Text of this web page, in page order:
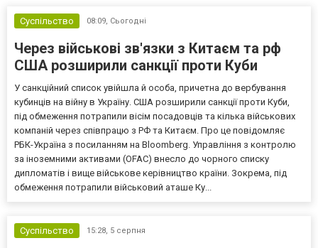
Суспільство 08:09, Сьогодні
Через військові зв'язки з Китаєм та рф
США розширили санкції проти Куби
У санкційний список увійшла й особа, причетна до вербування
кубинців на війну в Україну. США розширили санкції проти Куби,
під обмеження потрапили вісім посадовців та кілька військових
компаній через співпрацю з РФ та Китаєм. Про це повідомляє
РБК-Україна з посиланням на Bloomberg. Управління з контролю
за іноземними активами (OFAC) внесло до чорного списку
дипломатів і вище військове керівництво країни. Зокрема, під
обмеження потрапили військовий аташе Ку...
Суспільство 15:28, 5 серпня